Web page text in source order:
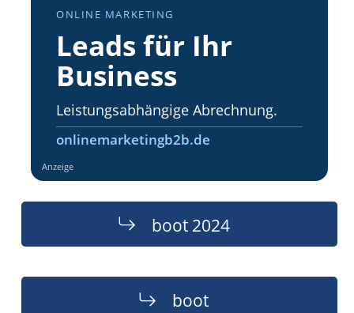
ONLINE MARKETING
Leads für Ihr
Business
Leistungsabhängige Abrechnung.
onlinemarketingb2b.de
Anzeige
boot 2024
boot